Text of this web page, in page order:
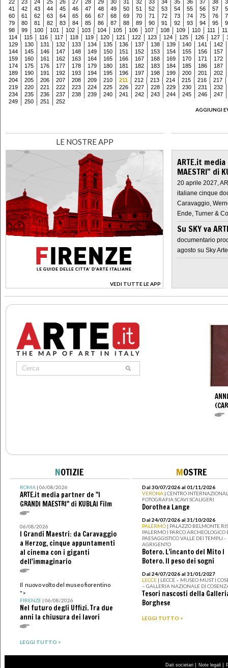
22 23 24 25 26 27 28 29 30 31 32 33 34 35 36 37 38
41
42 43 44 45 46 47 48 49 50 51 52 53 54 55 56 57
60
61 62 63 64 65 66 67 68 69 70 71 72 73 74 75 76
79
80 81 82 83 84 85 86 87 88 89 90 91 92 93 94 95
98
99 100 101 102 103 104 105 106 107 108 109 110 111
114
115 116 117 118 119 120 121 122 123 124 125 126 127
129
130 131 132 133 134 135 136 137 138 139 140 141
142
144
145 146 147 148 149 150 151 152 153 154 155 156
157
159
160 161 162 163 164 165 166 167 168 169 170 171
172
174
175 176 177 178 179 180 181 182 183 184 185 186
187
189
190 191 192 193 194 195 196 197 198 199 200 201
202
204
205 206 207 208 209 210 211 212 213 214 215 216
217
219
220 221 222 223 224 225 226 227 228 229 230 231
232
234
235 236 237 238 239 240 241 242 243 244 245 246
247
249
250 251
252
AGGIUNGI
LE NOSTRE APP
VEDI TUTTE LE APP
>
ARTE.it
MAESTRI" di
20 aprile 2027,
italiane cinque
Caravaggio,
Ende, Turner &
Su SKY va
documentario
agosto su Sky Arte
NOTIZIE
ROMA| 06/08/2026
ARTE.it media partner de "I
GRANDI MAESTRI" di KUBLAI Film
06/08/2026
I Grandi Maestri: da Caravaggio
a Herzog, cinque appuntamenti
al cinema con i giganti
dell'immaginario
Il nuovo volto del museo fiorentino
">
FIRENZE| 06/08/2026
Nel futuro degli Uffizi. Tra due
anni la chiusura dei lavori
LEGGI TUTTO >
MOSTRE
Dal 30/07/2026 al 01/11/2026
VERONA | CENTRO
FOTOGRAFIA SCAVI SCALIGERI
Dorothea Lange
Dal 24/07/2026 al 31/10/2026
PALERMO | PALAZZO BELMONTE
PALERMO I PARCO ARCHEOLOGICO
PAESAGGISTICO VALLE DEI TEMPLI -
AGRIGENTO
Botero. L’incanto del Mito I
Botero. Il peso dei sogni
Dal 24/07/2026 al 31/01/2027
LECCE | LECCE – MUSEO MUST I
– GALLERIA NAZIONALE DI
Tesori nascosti della
Borghese
LEGGI TUTTO >
Dati societari | Note legali |